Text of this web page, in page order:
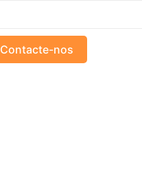
Contacte-nos